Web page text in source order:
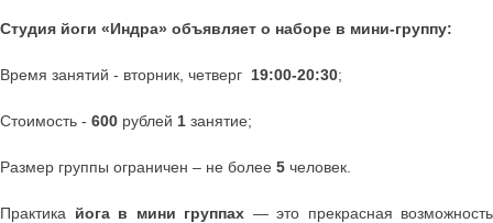
Студия йоги «Индра» объявляет о наборе в мини-группу:
Время занятий - вторник, четверг 19:00-20:30;
Стоимость - 600 рублей 1 занятие;
Размер группы ограничен – не более 5 человек.
Практика йога в мини группах — это прекрасная возможность